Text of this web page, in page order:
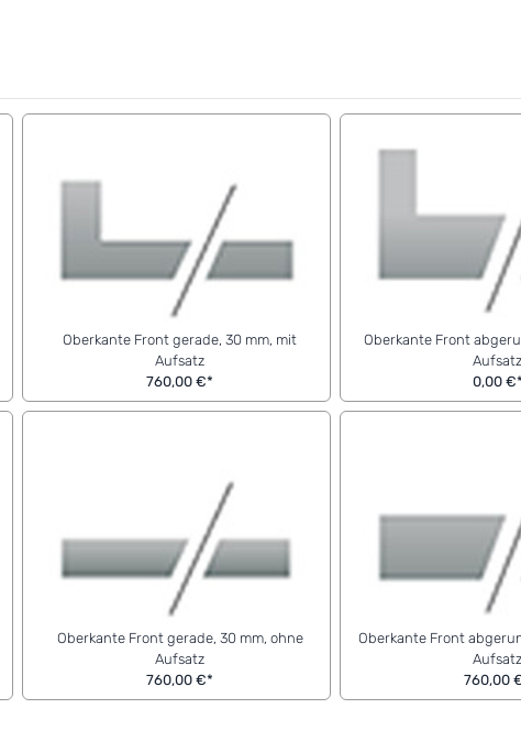
Oberkante Front gerade, 30 mm, mit
Aufsatz
760,00 €*
Oberkante Front
Aufsatz
0,00 €*
Oberkante Front gerade, 30 mm, ohne
Aufsatz
760,00 €*
Oberkante Front
Aufsatz
760,00